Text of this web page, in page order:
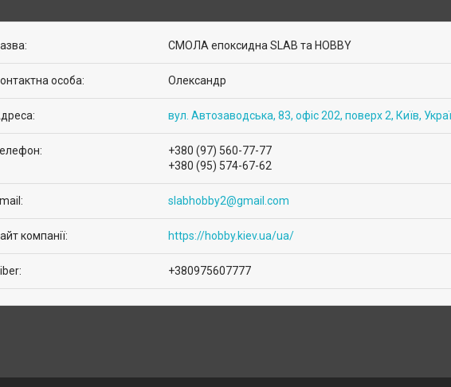
СМОЛА епоксидна SLAB та HOBBY
Олександр
вул. Автозаводська, 83, офіс 202, поверх 2, Київ,
+380 (97) 560-77-77
+380 (95) 574-67-62
slabhobby2@gmail.com
https://hobby.kiev.ua/ua/
+380975607777